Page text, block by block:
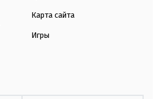
Карта сайта
Игры